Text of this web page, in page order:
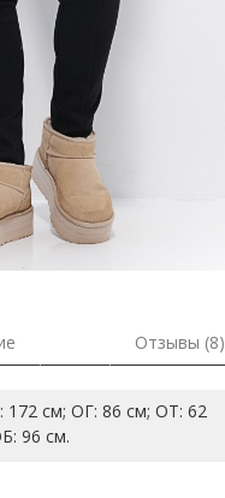
Отзывы (8)
172 см; ОГ: 86 см; ОТ: 62
96 см.